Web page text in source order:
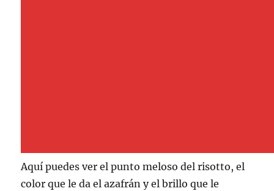
Aquí puedes ver el punto meloso del risotto, el
color que le da el azafrán y el brillo que le